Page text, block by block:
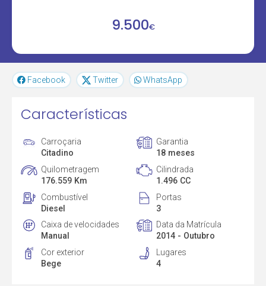
9.500€
Facebook Twitter WhatsApp
Características
Carroçaria
Citadino
Garantia
18 meses
Quilometragem
176.559 Km
Cilindrada
1.496 CC
Combustível
Diesel
Portas
3
Caixa de velocidades
Manual
Data da Matrícula
2014 - Outubro
Cor exterior
Bege
Lugares
4